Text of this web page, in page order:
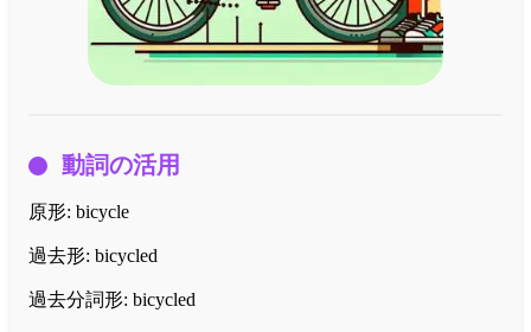
動詞の活用
原形: bicycle
過去形: bicycled
過去分詞形: bicycled